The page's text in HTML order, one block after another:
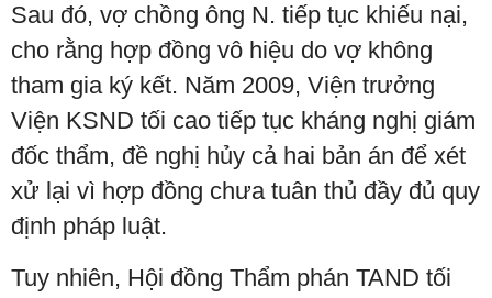
Sau đó, vợ chồng ông N. tiếp tục khiếu nại,
cho rằng hợp đồng vô hiệu do vợ không
tham gia ký kết. Năm 2009, Viện trưởng
Viện KSND tối cao tiếp tục kháng nghị giám
đốc thẩm, đề nghị hủy cả hai bản án để xét
xử lại vì hợp đồng chưa tuân thủ đầy đủ quy
định pháp luật.
Tuy nhiên, Hội đồng Thẩm phán TAND tối